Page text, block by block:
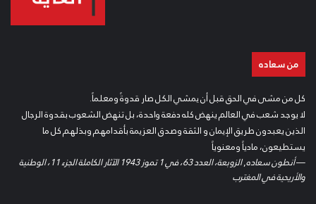
من سعاده
كل من مشى في الحق قبل أن يمشي الكل صار قدوةً ومعلماً.
لا يوجد شعب في العالم ينهض كله دفعة واحدة، بل تنهض الشعوب بقدوة الرجال
الذين يعبدون طريق الإيمان و الثقة وصدق العزيمة بأقدامهم وبذلهم كل ما
يستطيعون، مادياً ومعنوياً
—أنطون سعاده,
الزوبعة، العدد 63، في 1 تموز 1943 الآثار الكاملة الجزء 11، الوطنية
والأريحية في المغترب